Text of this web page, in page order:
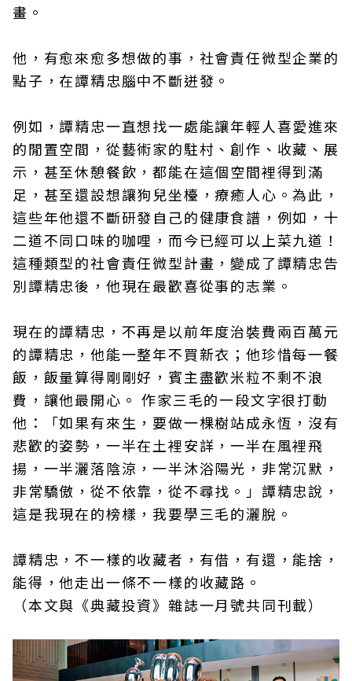
畫。
他，有愈來愈多想做的事，社會責任微型企業的
點子，在譚精忠腦中不斷迸發。
例如，譚精忠一直想找一處能讓年輕人喜愛進來
的閒置空間，從藝術家的駐村、創作、收藏、展
示，甚至休憩餐飲，都能在這個空間裡得到滿
足，甚至還設想讓狗兒坐檯，療癒人心。為此，
這些年他還不斷研發自己的健康食譜，例如，十
二道不同口味的咖哩，而今已經可以上菜九道！
這種類型的社會責任微型計畫，變成了譚精忠告
別譚精忠後，他現在最歡喜從事的志業。
現在的譚精忠，不再是以前年度治裝費兩百萬元
的譚精忠，他能一整年不買新衣；他珍惜每一餐
飯，飯量算得剛剛好，賓主盡歡米粒不剩不浪
費，讓他最開心。 作家三毛的一段文字很打動
他：「如果有來生，要做一棵樹站成永恆，沒有
悲歡的姿勢，一半在土裡安詳，一半在風裡飛
揚，一半灑落陰涼，一半沐浴陽光，非常沉默，
非常驕傲，從不依靠，從不尋找。」譚精忠說，
這是我現在的榜樣，我要學三毛的灑脫。
譚精忠，不一樣的收藏者，有借，有還，能捨，
能得，他走出一條不一樣的收藏路。
（本文與《典藏投資》雜誌一月號共同刊載）